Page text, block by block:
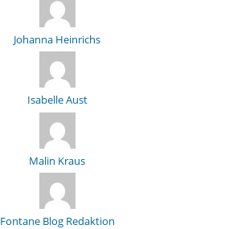
Johanna Heinrichs
Isabelle Aust
Malin Kraus
Fontane Blog Redaktion